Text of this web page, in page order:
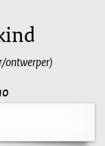
ontwerper)